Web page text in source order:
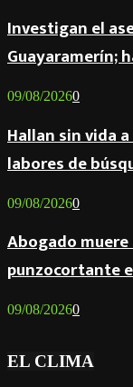
Investigan el
Guayaramerín;
09/08/20260
Hallan sin vida
labores de
09/08/20260
Abogado
punzocortante
09/08/20260
EL CLIMA